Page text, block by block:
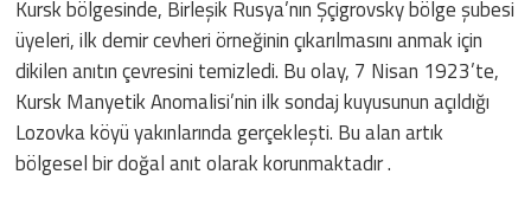
Kursk bölgesinde, Birleşik Rusya’nın Şçigrovsky bölge şubesi
üyeleri, ilk demir cevheri örneğinin çıkarılmasını anmak için
dikilen anıtın çevresini temizledi. Bu olay, 7 Nisan 1923’te,
Kursk Manyetik Anomalisi’nin ilk sondaj kuyusunun açıldığı
Lozovka köyü yakınlarında gerçekleşti. Bu alan artık
bölgesel bir doğal anıt olarak korunmaktadır .